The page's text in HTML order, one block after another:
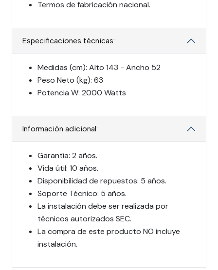
Termos de fabricación nacional.
Especificaciones técnicas:
Medidas (cm): Alto 143 - Ancho 52
Peso Neto (kg): 63
Potencia W: 2000 Watts
Información adicional:
Garantía: 2 años.
Vida útil: 10 años.
Disponibilidad de repuestos: 5 años.
Soporte Técnico: 5 años.
La instalación debe ser realizada por
técnicos autorizados SEC.
La compra de este producto NO incluye
instalación.